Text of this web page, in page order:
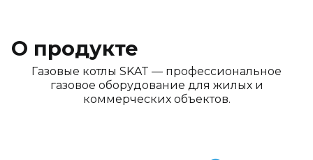
О продукте
Газовые котлы SKAT — профессиональное
газовое оборудование для жилых и
коммерческих объектов.